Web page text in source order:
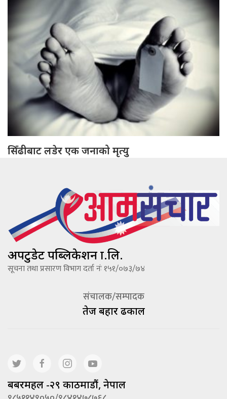
सिँढीबाट लडेर एक जनाको मृत्यु
अपटुडेट पब्लिकेशन प्रा.लि.
सूचना तथा प्रसारण विभाग दर्ता नंः १५१/०७३/७४
संचालक/सम्पादक
तेज बहादूर ढकाल
बबरमहल -२९ काठमाडौं, नेपाल